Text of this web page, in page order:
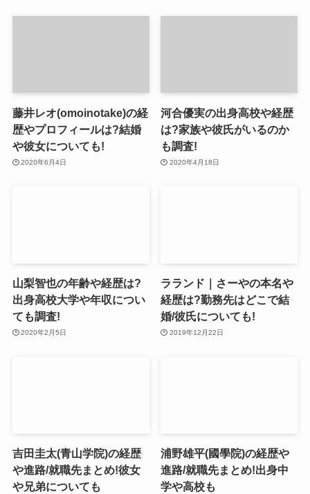
藤井レオ(omoinotake)の経
歴やプロフィールは?結婚
や彼女についても!
2020年6月4日
河合優実の出身高校や経歴
は?家族や彼氏がいるのか
も調査!
2020年4月18日
山梨智也の年齢や経歴は?
出身高校大学や年収につい
ても調査!
2020年2月5日
ラランド｜さーやの本名や
経歴は?勤務先はどこで結
婚/彼氏についても!
2019年12月22日
吉田圭太(青山学院)の経歴
や進路/就職先まとめ!彼女
や兄弟についても
浦野雄平(國學院)の経歴や
進路/就職先まとめ!出身中
学や高校も